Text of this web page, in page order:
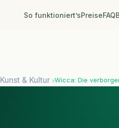
So funktioniert’sPreiseFAQ
Kunst & Kultur ›Wicca: Die